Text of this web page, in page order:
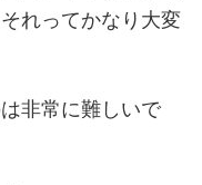
れってかなり大変
非常に難しいで